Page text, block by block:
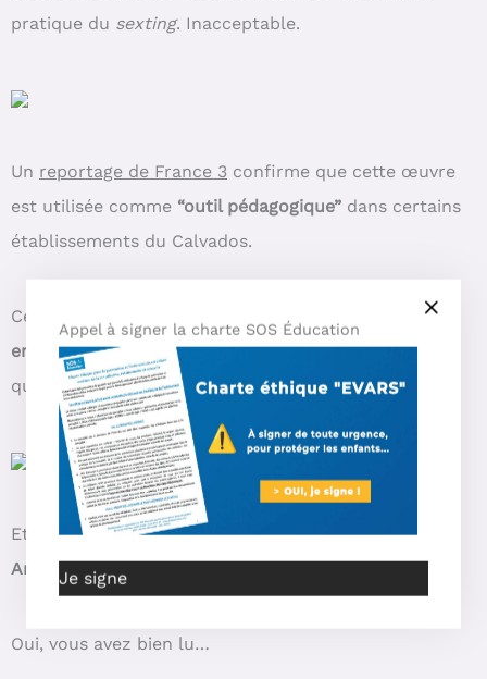
pratique du sexting. Inacceptable.
Un reportage de France 3 confirme que cette œuvre
est utilisée comme “outil pédagogique” dans certains
établissements du Calvados.
Cela illustre une contradiction flagrante entre les
engagements officiels de l’Éducation nationaleet ce
qui est effectivement mis à disposition des enfants.
Et le comble ? Le livre estdisponible à la vente sur
Amazon pour un public… dès 6 ans
Oui, vous avez bien lu…
Appel à signer la charte SOS Éducation
Je signe